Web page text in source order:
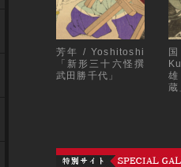
芳年 / Yoshitoshi
「新形三十六怪撰
武田勝千代」
蔵